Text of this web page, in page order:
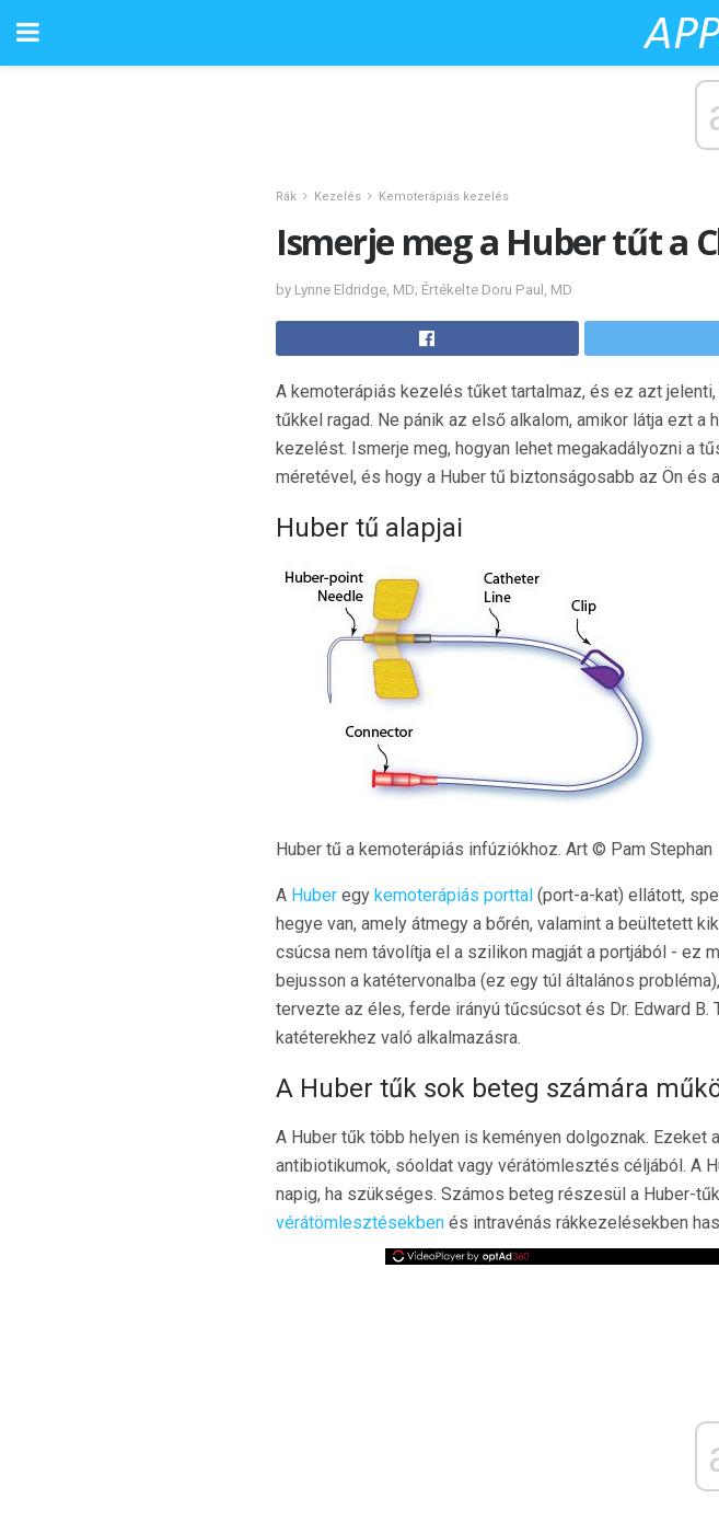
Rák Kezelés Kemoterápiás kezelés
Ismerje meg a Huber tűt a
by Lynne Eldridge, MD; Értékelte Doru Paul, MD
A kemoterápiás kezelés tűket tartalmaz, és ez azt
tűkkel ragad. Ne pánik az első alkalom, amikor látja ezt
kezelést. Ismerje meg, hogyan lehet megakadályozni a
méretével, és hogy a Huber tű biztonságosabb az Ön és
Huber tű alapjai
Huber tű a kemoterápiás infúziókhoz. Art © Pam Stephan
A Huber egy kemoterápiás porttal (port-a-kat) ellátott,
hegye van, amely átmegy a bőrén, valamint a beültetett
csúcsa nem távolítja el a szilikon magját a portjából - ez
bejusson a katétervonalba (ez egy túl általános
tervezte az éles, ferde irányú tűcsúcsot és Dr. Edward
katéterekhez való alkalmazásra.
A Huber tűk sok beteg számára
A Huber tűk több helyen is keményen dolgoznak.
antibiotikumok, sóoldat vagy vérátömlesztés céljából. A
napig, ha szükséges. Számos beteg részesül a Huber-
vérátömlesztésekben és intravénás rákkezelésekben